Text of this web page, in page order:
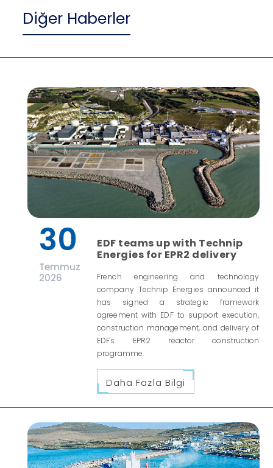
Diğer Haberler
30
Temmuz
2026
EDF teams up with Technip
Energies for EPR2 delivery
French engineering and technology
company Technip Energies announced it
has signed a strategic framework
agreement with EDF to support execution,
construction management, and delivery of
EDF's EPR2 reactor construction
programme.
Daha Fazla Bilgi